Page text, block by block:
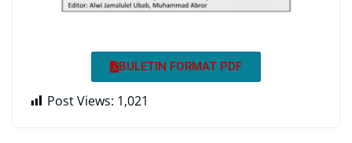
BULETIN FORMAT PDF
Post Views: 1,021